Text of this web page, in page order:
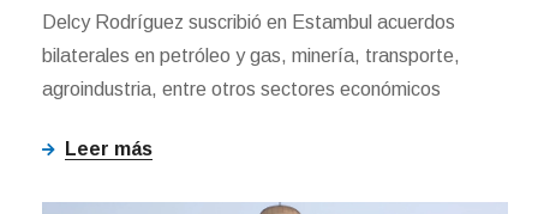
Delcy Rodríguez suscribió en Estambul acuerdos
bilaterales en petróleo y gas, minería, transporte,
agroindustria, entre otros sectores económicos
Leer más